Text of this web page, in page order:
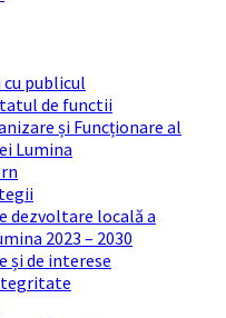
publicul
de functii
și Funcționare al
Lumina
dezvoltare locală a
2023 – 2030
și de interese